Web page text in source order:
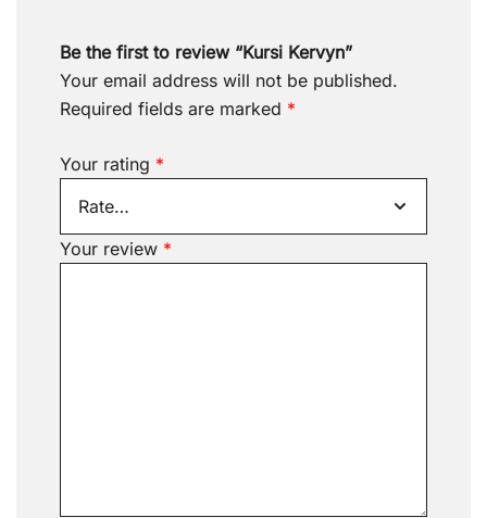
Be the first to review “Kursi Kervyn”
Your email address will not be published.
Required fields are marked *
Your rating *
Your review *